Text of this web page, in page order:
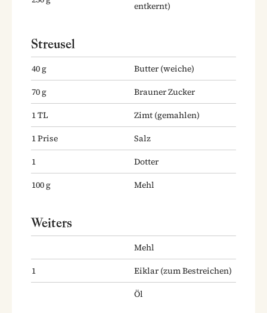
entkernt)
Streusel
40g Butter (weiche)
70g
Brauner Zucker
1TL Zimt (gemahlen)
1Prise
Salz
1
Dotter
100g Mehl
Weiters
Mehl
1
Eiklar (zum Bestreichen)
Öl